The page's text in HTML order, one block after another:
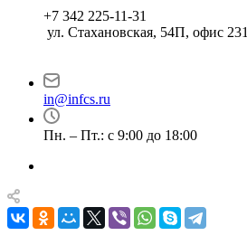
+7 342 225-11-31
ул. Стахановская, 54П, офис 231
in@infcs.ru
Пн. – Пт.: с 9:00 до 18:00